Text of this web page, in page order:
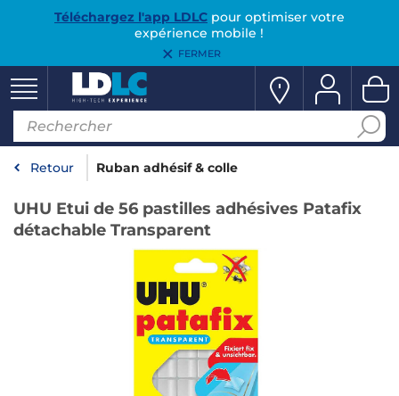
Téléchargez l'app LDLCpour optimiser votre
expérience mobile !
FERMER
Retour Ruban adhésif & colle
UHU Etui de 56 pastilles adhésives Patafix
détachable Transparent